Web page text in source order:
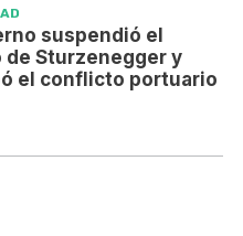
suspendió el
de Sturzenegger y
el conflicto portuario